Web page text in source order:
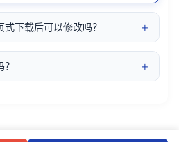
下载后可以修改吗？ +
+